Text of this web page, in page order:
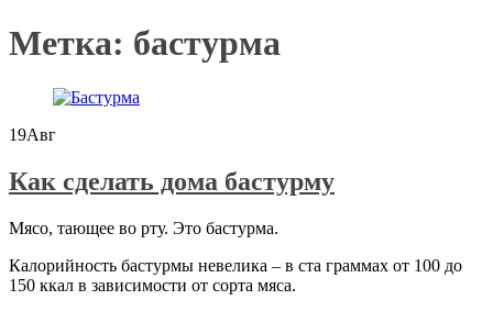
Метка: бастурма
19Авг
Как сделать дома бастурму
Мясо, тающее во рту. Это бастурма.
Калорийность бастурмы невелика – в ста граммах от 100 до
150 ккал в зависимости от сорта мяса.